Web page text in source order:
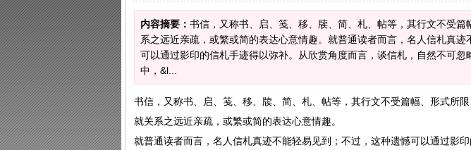
内容摘要： 书信，又称书、启、笺、移、牍、简、札、帖等，其行文不受
系之远近亲疏，或繁或简的表达心意情趣。就普通读者而言，名人信札真
可以通过影印的信札手迹得以弥补。从欣赏角度而言，谈信札，自然不可
中，&l...
书信，又称书、启、笺、移、牍、简、札、帖等，其行文不受篇幅、形式所
就关系之远近亲疏，或繁或简的表达心意情趣。
就普通读者而言，名人信札真迹不能轻易见到；不过，这种遗憾可以通过影